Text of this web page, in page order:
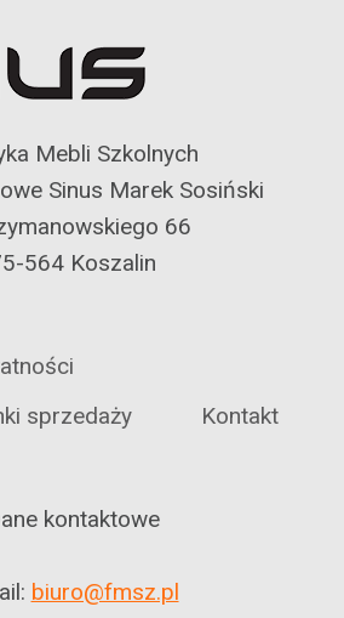
Mebli Szkolnych
Sinus Marek Sosiński
66
564 Koszalin
sprzedaży
Kontakt
kontaktowe
biuro@fmsz.pl